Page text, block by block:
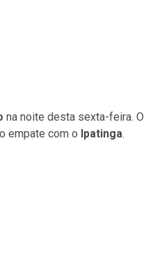
na noite desta sexta-feira. O
empate com o Ipatinga.